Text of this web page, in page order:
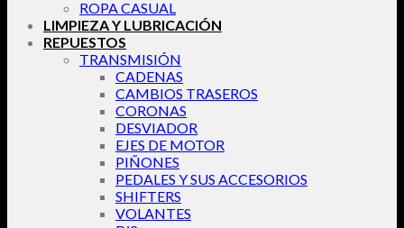
ROPA CASUAL
LIMPIEZA Y LUBRICACIÓN
REPUESTOS
TRANSMISIÓN
CADENAS
CAMBIOS TRASEROS
CORONAS
DESVIADOR
EJES DE MOTOR
PIÑONES
PEDALES Y SUS ACCESORIOS
SHIFTERS
VOLANTES